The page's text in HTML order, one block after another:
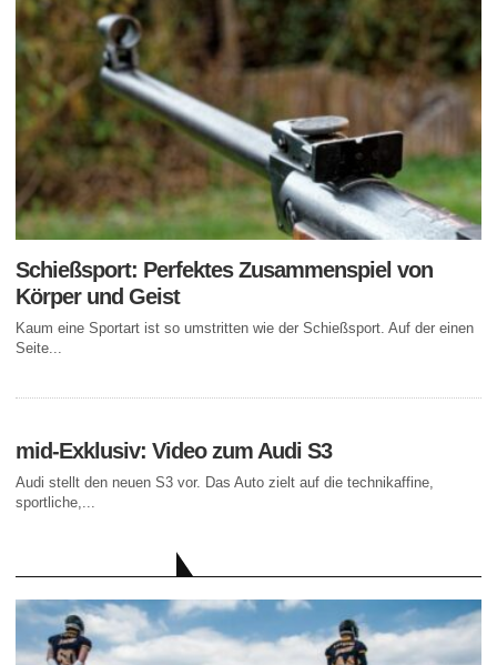
Schießsport: Perfektes Zusammenspiel von
Körper und Geist
Kaum eine Sportart ist so umstritten wie der Schießsport. Auf der einen
Seite...
mid-Exklusiv: Video zum Audi S3
Audi stellt den neuen S3 vor. Das Auto zielt auf die technikaffine,
sportliche,...